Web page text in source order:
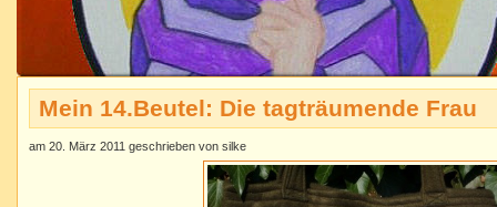
Mein 14.Beutel: Die tagträumende Frau
am 20. März 2011 geschrieben von silke